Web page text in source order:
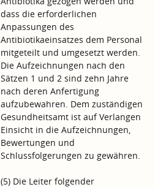
dass die erforderlichen
Anpassungen des
Antibiotikaeinsatzes dem Personal
mitgeteilt und umgesetzt werden.
Die Aufzeichnungen nach den
Sätzen 1 und 2 sind zehn Jahre
nach deren Anfertigung
aufzubewahren. Dem zuständigen
Gesundheitsamt ist auf Verlangen
Einsicht in die Aufzeichnungen,
Bewertungen und
Schlussfolgerungen zu gewähren.
(5) Die Leiter folgender